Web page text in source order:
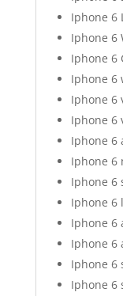
Iphone 6
Iphone 6
Iphone 6
Iphone 6
Iphone 6
Iphone 6
Iphone 6
Iphone 6
Iphone 6
Iphone 6
Iphone 6
Iphone 6
Iphone 6
Iphone 6